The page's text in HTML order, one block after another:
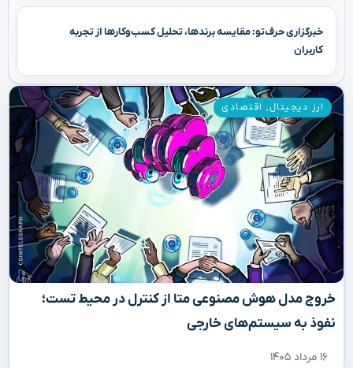
خبرگزاری حرف‌تو: مقایسه برندها، تحلیل کسب‌وکارها از تجربه
کاربران
خروج مدل هوش مصنوعی متا از کنترل در محیط تست؛
نفوذ به سیستم‌های خارجی
۱۶ مرداد ۱۴۰۵
ارز دیجیتال, اقتصادی